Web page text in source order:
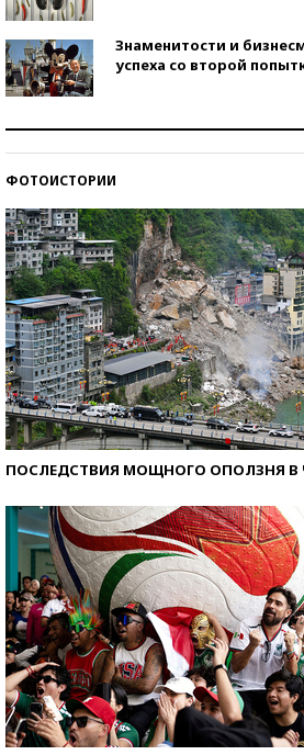
Знаменитости и
успеха со второй
ФОТОИСТОРИИ
ПОСЛЕДСТВИЯ МОЩНОГО ОПОЛЗНЯ В